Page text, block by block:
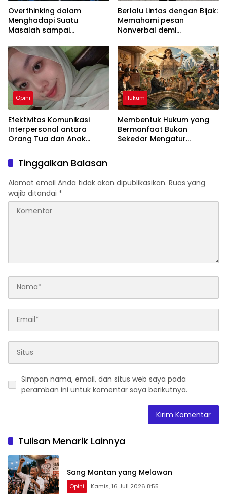
Overthinking dalam
Menghadapi Suatu
Masalah sampai
yang Berlebihan
Berlalu Lintas dengan Bijak:
Memahami pesan
Nonverbal demi
Opini
Efektivitas Komunikasi
Interpersonal antara
Orang Tua dan Anak
Keharmonisan Keluarga
Hukum
Membentuk Hukum yang
Bermanfaat Bukan
Sekedar Mengatur
Tinggalkan Balasan
Alamat email Anda tidak akan dipublikasikan. Ruas yang
wajib ditandai *
Simpan nama, email, dan situs web saya pada
peramban ini untuk komentar saya berikutnya.
Tulisan Menarik Lainnya
Sang Mantan yang Melawan
Opini Kamis, 16 Juli 2026 8:55